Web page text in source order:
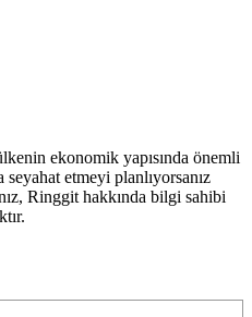
ekonomik yapısında önemli
etmeyi planlıyorsanız
Ringgit hakkında bilgi sahibi